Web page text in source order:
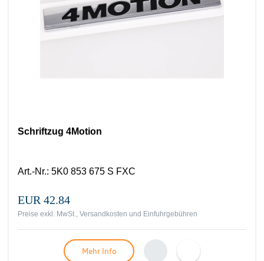
Schriftzug 4Motion
Art.-Nr.: 5K0 853 675 S FXC
EUR 42.84
Preise exkl. MwSt., Versandkosten und Einfuhrgebühren
Mehr Info